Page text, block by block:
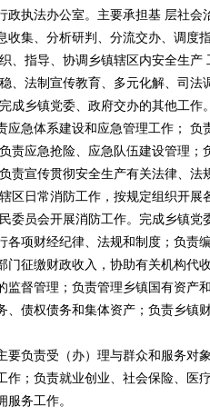
执法办公室。主要承担基 层社会
收集、分析研判、分流交办、调度
、指导、协调乡镇辖区内安全生
、法制宣传教育、多元化解、司
成乡镇党委、政府交办的其他工作。
体系建设和应急管理工作； 负
责应急抢险、应急队伍建设管理；
责宣传贯彻安全生产有关法律、
区日常消防工作，按规定组织开
委员会开展消防工作。完成乡镇党
项财经纪律、法规和制度；负责
门征缴财政收入，协助有关机构代
监督管理；负责管理乡镇国有资产
、债权债务和集体资产；负责乡镇
负责受（办）理与群众和服务对
作；负责就业创业、社会保险、医
务工作。